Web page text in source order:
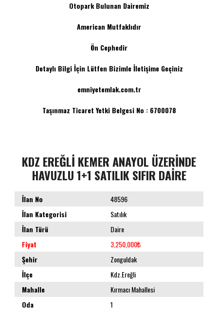
Otopark Bulunan Dairemiz
American Mutfaklıdır
Ön Cephedir
Detaylı Bilgi İçin Lütfen Bizimle İletişime Geçiniz
emniyetemlak.com.tr
Taşınmaz Ticaret Yetki Belgesi No : 6700078
KDZ EREĞLİ KEMER ANAYOL ÜZERİNDE
HAVUZLU 1+1 SATILIK SIFIR DAİRE
İlan No
48596
İlan Kategorisi
Satılık
İlan Türü
Daire
Fiyat
3,250,000₺
Şehir
Zonguldak
İlçe
Kdz.Ereğli
Mahalle
Kırmacı Mahallesi
Oda
1